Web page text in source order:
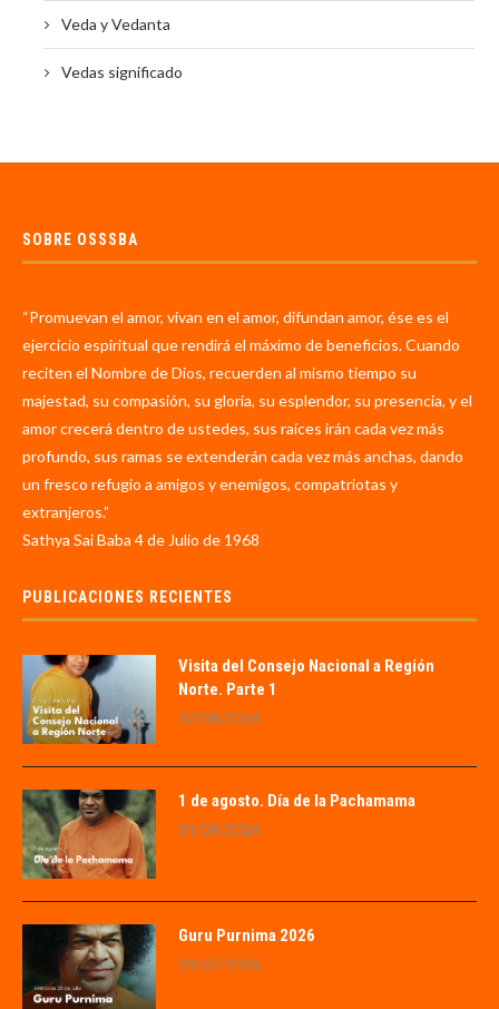
Veda y Vedanta
Vedas significado
SOBRE OSSSBA
“Promuevan el amor, vivan en el amor, difundan amor, ése es el
ejercicio espiritual que rendirá el máximo de beneficios. Cuando
reciten el Nombre de Dios, recuerden al mismo tiempo su
majestad, su compasión, su gloria, su esplendor, su presencia, y el
amor crecerá dentro de ustedes, sus raíces irán cada vez más
profundo, sus ramas se extenderán cada vez más anchas, dando
un fresco refugio a amigos y enemigos, compatriotas y
extranjeros.”
Sathya Sai Baba 4 de Julio de 1968
PUBLICACIONES RECIENTES
Visita del Consejo Nacional a Región
Norte. Parte 1
02/08/2026
1 de agosto. Día de la Pachamama
01/08/2026
Guru Purnima 2026
29/07/2026